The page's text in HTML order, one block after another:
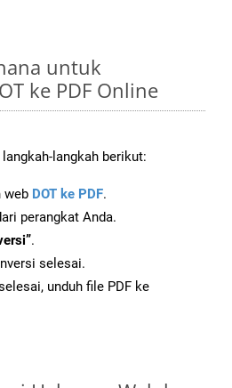
untuk
ke PDF Online
langkah berikut:
web DOT ke PDF.
perangkat Anda.
.
selesai.
unduh file PDF ke